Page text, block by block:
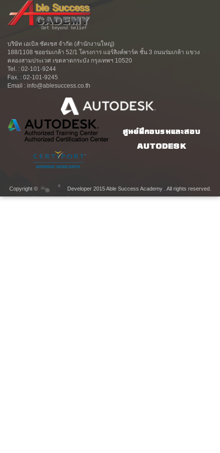
บริษัท เอเบิล ซัคเซส จำกัด (สำนักงานใหญ่)
188/1108 ซอยร่มเกล้า 52/1 โครงการ แอร์ลิงค์พาร์ค ชั้น 3 ถนนร่มเกล้า แขวง
คลองสามประเวศ เขตลาดกระบัง กรุงเทพฯ 10520
Tel. : 02-101-9244
Fax. : 02-101-9245
Email : info@ablesuccess.co.th
ศูนย์ฝึกอบรมและสอบ
AUTODESK
Copyright © Developer 2015 Able Success Academy . All rights reserved.